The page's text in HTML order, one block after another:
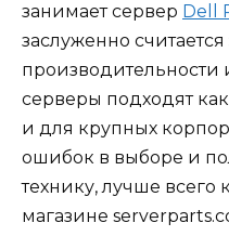
занимает сервер Dell
заслуженно
производительности
серверы подходят
и для крупных
ошибок в выборе и
технику, лучше всего
магазине